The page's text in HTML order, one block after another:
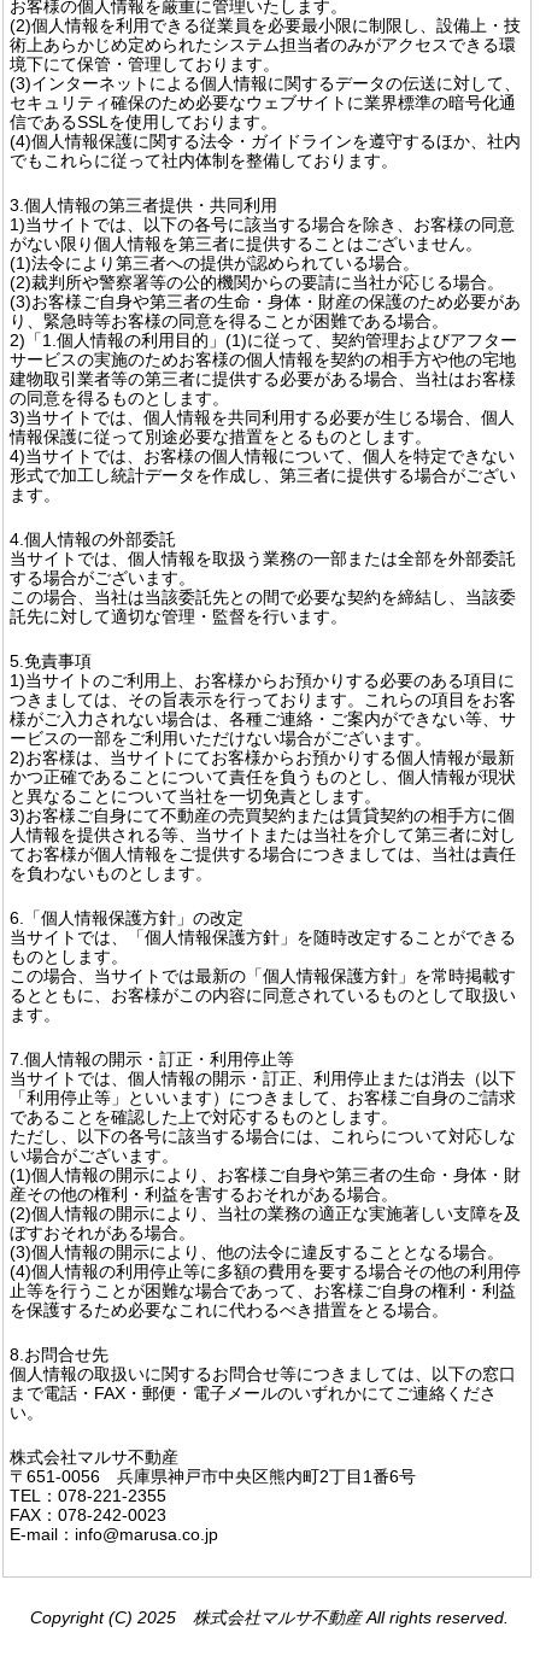
お客様の個人情報を厳重に管理いたします。
(2)個人情報を利用できる従業員を必要最小限に制限し、設備上・技
術上あらかじめ定められたシステム担当者のみがアクセスできる環
境下にて保管・管理しております。
(3)インターネットによる個人情報に関するデータの伝送に対して、
セキュリティ確保のため必要なウェブサイトに業界標準の暗号化通
信であるSSLを使用しております。
(4)個人情報保護に関する法令・ガイドラインを遵守するほか、社内
でもこれらに従って社内体制を整備しております。
3.個人情報の第三者提供・共同利用
1)当サイトでは、以下の各号に該当する場合を除き、お客様の同意
がない限り個人情報を第三者に提供することはございません。
(1)法令により第三者への提供が認められている場合。
(2)裁判所や警察署等の公的機関からの要請に当社が応じる場合。
(3)お客様ご自身や第三者の生命・身体・財産の保護のため必要があ
り、緊急時等お客様の同意を得ることが困難である場合。
2)「1.個人情報の利用目的」(1)に従って、契約管理およびアフター
サービスの実施のためお客様の個人情報を契約の相手方や他の宅地
建物取引業者等の第三者に提供する必要がある場合、当社はお客様
の同意を得るものとします。
3)当サイトでは、個人情報を共同利用する必要が生じる場合、個人
情報保護に従って別途必要な措置をとるものとします。
4)当サイトでは、お客様の個人情報について、個人を特定できない
形式で加工し統計データを作成し、第三者に提供する場合がござい
ます。
4.個人情報の外部委託
当サイトでは、個人情報を取扱う業務の一部または全部を外部委託
する場合がございます。
この場合、当社は当該委託先との間で必要な契約を締結し、当該委
託先に対して適切な管理・監督を行います。
5.免責事項
1)当サイトのご利用上、お客様からお預かりする必要のある項目に
つきましては、その旨表示を行っております。これらの項目をお客
様がご入力されない場合は、各種ご連絡・ご案内ができない等、サ
ービスの一部をご利用いただけない場合がございます。
2)お客様は、当サイトにてお客様からお預かりする個人情報が最新
かつ正確であることについて責任を負うものとし、個人情報が現状
と異なることについて当社を一切免責とします。
3)お客様ご自身にて不動産の売買契約または賃貸契約の相手方に個
人情報を提供される等、当サイトまたは当社を介して第三者に対し
てお客様が個人情報をご提供する場合につきましては、当社は責任
を負わないものとします。
6.「個人情報保護方針」の改定
当サイトでは、「個人情報保護方針」を随時改定することができる
ものとします。
この場合、当サイトでは最新の「個人情報保護方針」を常時掲載す
るとともに、お客様がこの内容に同意されているものとして取扱い
ます。
7.個人情報の開示・訂正・利用停止等
当サイトでは、個人情報の開示・訂正、利用停止または消去（以下
「利用停止等」といいます）につきまして、お客様ご自身のご請求
であることを確認した上で対応するものとします。
ただし、以下の各号に該当する場合には、これらについて対応しな
い場合がございます。
(1)個人情報の開示により、お客様ご自身や第三者の生命・身体・財
産その他の権利・利益を害するおそれがある場合。
(2)個人情報の開示により、当社の業務の適正な実施著しい支障を及
ぼすおそれがある場合。
(3)個人情報の開示により、他の法令に違反することとなる場合。
(4)個人情報の利用停止等に多額の費用を要する場合その他の利用停
止等を行うことが困難な場合であって、お客様ご自身の権利・利益
を保護するため必要なこれに代わるべき措置をとる場合。
8.お問合せ先
個人情報の取扱いに関するお問合せ等につきましては、以下の窓口
まで電話・FAX・郵便・電子メールのいずれかにてご連絡くださ
い。
株式会社マルサ不動産
〒651-0056 兵庫県神戸市中央区熊内町2丁目1番6号
TEL：078-221-2355
FAX：078-242-0023
E-mail：info@marusa.co.jp
Copyright (C) 2025 株式会社マルサ不動産 All rights reserved.